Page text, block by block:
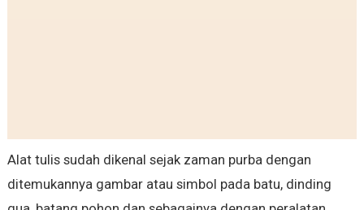
Alat tulis sudah dikenal sejak zaman purba dengan
ditemukannya gambar atau simbol pada batu, dinding